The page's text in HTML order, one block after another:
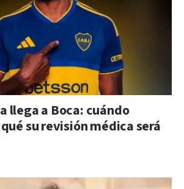
llega a Boca: cuándo
su revisión médica será